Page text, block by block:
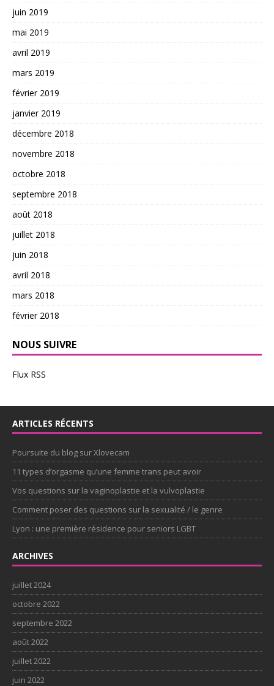
juin 2019
mai 2019
avril 2019
mars 2019
février 2019
janvier 2019
décembre 2018
novembre 2018
octobre 2018
septembre 2018
août 2018
juillet 2018
juin 2018
avril 2018
mars 2018
février 2018
NOUS SUIVRE
Flux RSS
ARTICLES RÉCENTS
Poursuite du blog sur Xlovecam
11 types d’orgasme qu’une femme trans peut avoir
Vos questions sur la vaginoplastie et la vulvoplastie
Comment poser des questions sur la sexualité / le genre
Lyon : une première résidence pour seniors LGBT
ARCHIVES
juillet 2024
octobre 2022
septembre 2022
août 2022
juillet 2022
juin 2022